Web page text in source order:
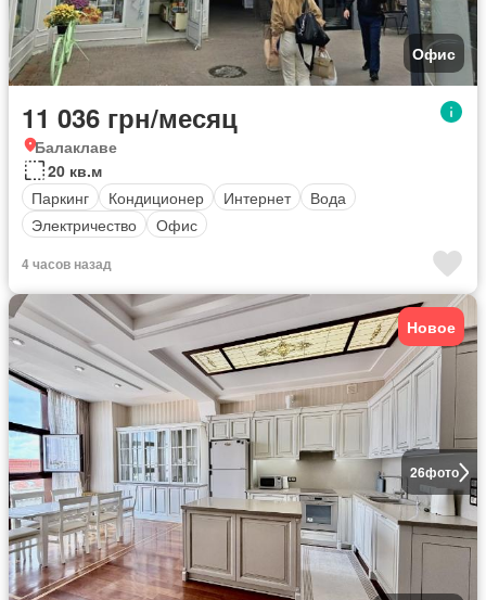
Офис
11 036 грн/месяц
Балаклаве
20 кв.м
Паркинг
Кондиционер Интернет
Вода
Электричество
Офис
4 часов назад
26фото
Новое